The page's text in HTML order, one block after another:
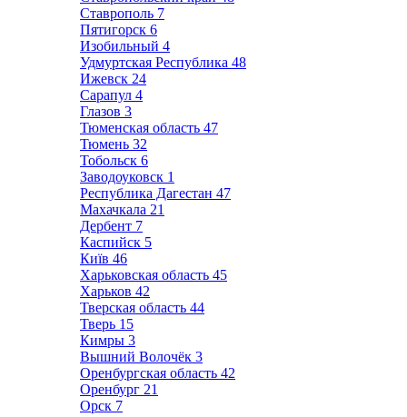
Ставрополь 7
Пятигорск 6
Изобильный 4
Удмуртская Республика 48
Ижевск 24
Сарапул 4
Глазов 3
Тюменская область 47
Тюмень 32
Тобольск 6
Заводоуковск 1
Республика Дагестан 47
Махачкала 21
Дербент 7
Каспийск 5
Київ 46
Харьковская область 45
Харьков 42
Тверская область 44
Тверь 15
Кимры 3
Вышний Волочёк 3
Оренбургская область 42
Оренбург 21
Орск 7